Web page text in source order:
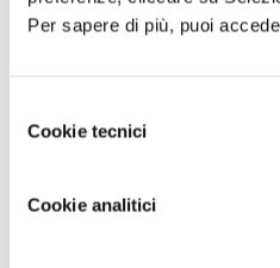
Per sapere di più, puoi
delCookie tecnici
Cookie analitici
Espresso Torino
Scopri la ricetta